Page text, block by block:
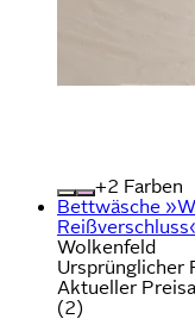
+
Farben
Bettwäsche
Wolkenfeld
Ursprünglicher
Aktueller Preis
(2)